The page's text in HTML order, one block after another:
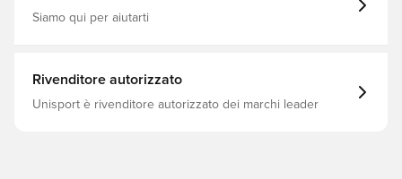
Siamo qui per aiutarti
Rivenditore autorizzato
Unisport è rivenditore autorizzato dei marchi leader